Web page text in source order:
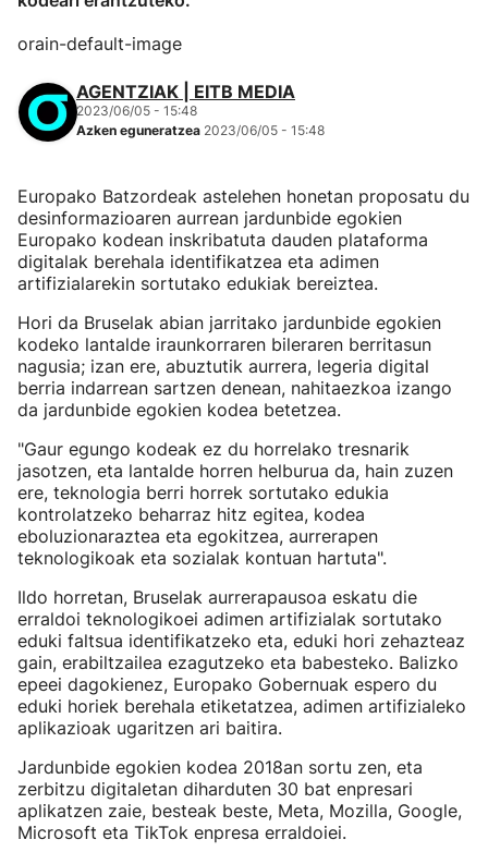
orain-default-image
AGENTZIAK | EITB MEDIA
2023/06/05 - 15:48
Azken eguneratzea 2023/06/05 - 15:48
Europako Batzordeak astelehen honetan proposatu du
desinformazioaren aurrean jardunbide egokien
Europako kodean inskribatuta dauden plataforma
digitalak berehala identifikatzea eta adimen
artifizialarekin sortutako edukiak bereiztea.
Hori da Bruselak abian jarritako jardunbide egokien
kodeko lantalde iraunkorraren bileraren berritasun
nagusia; izan ere, abuztutik aurrera, legeria digital
berria indarrean sartzen denean, nahitaezkoa izango
da jardunbide egokien kodea betetzea.
"Gaur egungo kodeak ez du horrelako tresnarik
jasotzen, eta lantalde horren helburua da, hain zuzen
ere, teknologia berri horrek sortutako edukia
kontrolatzeko beharraz hitz egitea, kodea
eboluzionaraztea eta egokitzea, aurrerapen
teknologikoak eta sozialak kontuan hartuta".
Ildo horretan, Bruselak aurrerapausoa eskatu die
erraldoi teknologikoei adimen artifizialak sortutako
eduki faltsua identifikatzeko eta, eduki hori zehazteaz
gain, erabiltzailea ezagutzeko eta babesteko. Balizko
epeei dagokienez, Europako Gobernuak espero du
eduki horiek berehala etiketatzea, adimen artifizialeko
aplikazioak ugaritzen ari baitira.
Jardunbide egokien kodea 2018an sortu zen, eta
zerbitzu digitaletan diharduten 30 bat enpresari
aplikatzen zaie, besteak beste, Meta, Mozilla, Google,
Microsoft eta TikTok enpresa erraldoiei.